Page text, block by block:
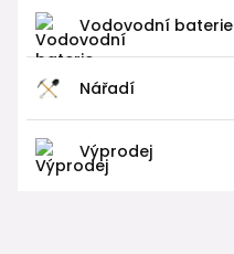
Vodovodní baterie
Nářadí
Výprodej